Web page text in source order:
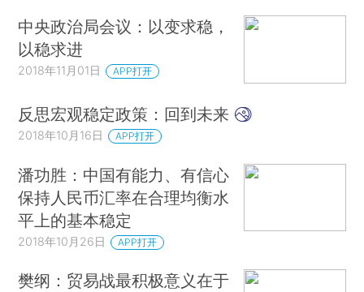
中央政治局会议：以变求稳，
以稳求进
2018年11月01日 APP打开
反思宏观稳定政策：回到未来
2018年10月16日 APP打开
潘功胜：中国有能力、有信心
保持人民币汇率在合理均衡水
平上的基本稳定
2018年10月26日 APP打开
樊纲：贸易战最积极意义在于